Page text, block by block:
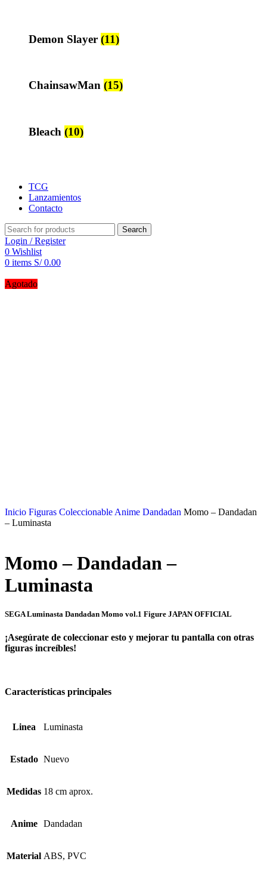
Demon Slayer (11)
ChainsawMan (15)
Bleach (10)
TCG
Lanzamientos
Contacto
Search
Login / Register
0 Wishlist
0 items S/0.00
Agotado
Inicio Figuras Coleccionable Anime Dandadan Momo – Dandadan
– Luminasta
Momo – Dandadan –
Luminasta
SEGA Luminasta Dandadan Momo vol.1 Figure JAPAN OFFICIAL
¡Asegúrate de coleccionar esto y mejorar tu pantalla con otras
figuras increíbles!
Características principales
Linea Luminasta
Estado Nuevo
Medidas 18 cm aprox.
Anime Dandadan
Material ABS, PVC